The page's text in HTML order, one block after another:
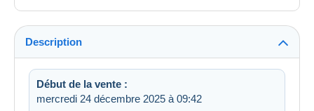
Description
Début de la vente :
mercredi 24 décembre 2025 à 09:42